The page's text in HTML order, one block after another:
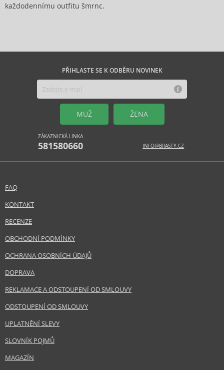
každodennímu outfitu šmrnc.
PŘIHLASTE SE K ODBĚRU NOVINEK
MUŽ ŽENA
ZÁKAZNICKÁ LINKA
581580660 INFO@BRASTY.CZ
FAQ
KONTAKT
RECENZE
OBCHODNÍ PODMÍNKY
OCHRANA OSOBNÍCH ÚDAJŮ
DOPRAVA
REKLAMACE A ODSTOUPENÍ OD SMLOUVY
ODSTOUPENÍ OD SMLOUVY
UPLATNĚNÍ SLEVY
SLOVNÍK POJMŮ
MAGAZÍN